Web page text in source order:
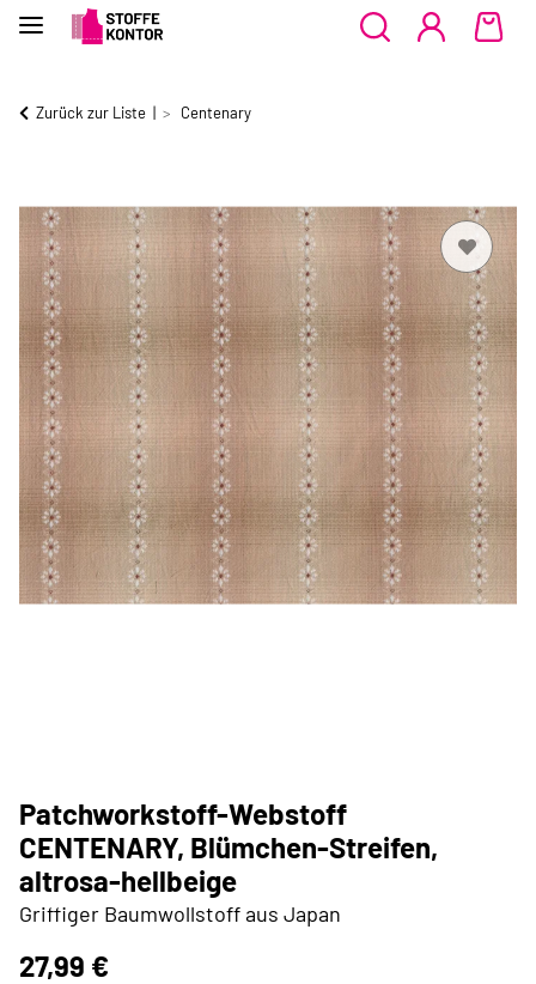
Zurück zur Liste Centenary
Patchworkstoff-Webstoff
CENTENARY, Blümchen-Streifen,
altrosa-hellbeige
Griffiger Baumwollstoff aus Japan
27,99 €